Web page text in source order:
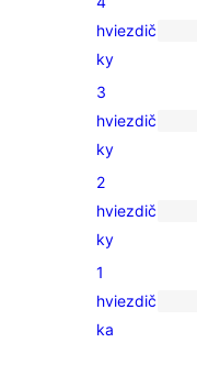
s
5-
hviezdičkovým
hodnotením
1
recenzia
s
4-
hviezdičkovým
hodnotením
hviezdič
ky
0
recenzií
s
3-
hviezdičkovým
hodnotením
3
hviezdič
ky
0
recenzií
s
2-
hviezdičkovým
2
hviezdič
ky
0
recenzií
1
hviezdič
ka